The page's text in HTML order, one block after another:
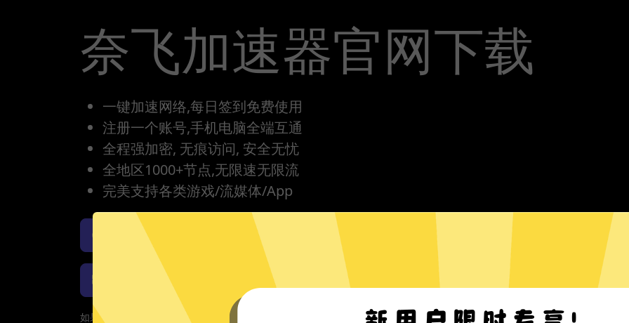
奈飞加速器官网下载
一键加速网络,每日签到免费使用
注册一个账号,手机电脑全端互通
全程强加密, 无痕访问, 安全无忧
全地区1000+节点,无限速无限流
完美支持各类游戏/流媒体/App
奈飞加速器iOS版下载 奈飞加速器安卓版下载
奈飞加速器Windows下载 奈飞加速器Mac版下载
如果您的App当前遇到问题，请重新下载App！